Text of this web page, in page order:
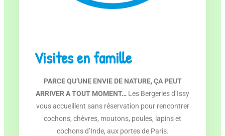
Visites en famille
PARCE QU’UNE ENVIE DE NATURE, ÇA PEUT
ARRIVER A TOUT MOMENT… Les Bergeries d’Issy
vous accueillent sans réservation pour rencontrer
cochons, chèvres, moutons, poules, lapins et
cochons d’Inde, aux portes de Paris.